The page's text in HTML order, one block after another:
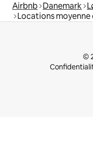
Airbnb Danemark
Locations
©